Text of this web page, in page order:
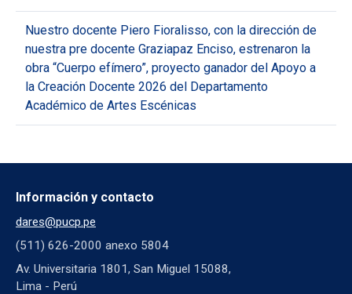
Nuestro docente Piero Fioralisso, con la dirección de
nuestra pre docente Graziapaz Enciso, estrenaron la
obra “Cuerpo efímero”, proyecto ganador del Apoyo a
la Creación Docente 2026 del Departamento
Académico de Artes Escénicas
Información y contacto
dares@pucp.pe
(511) 626-2000 anexo 5804
Av. Universitaria 1801, San Miguel 15088,
Lima - Perú